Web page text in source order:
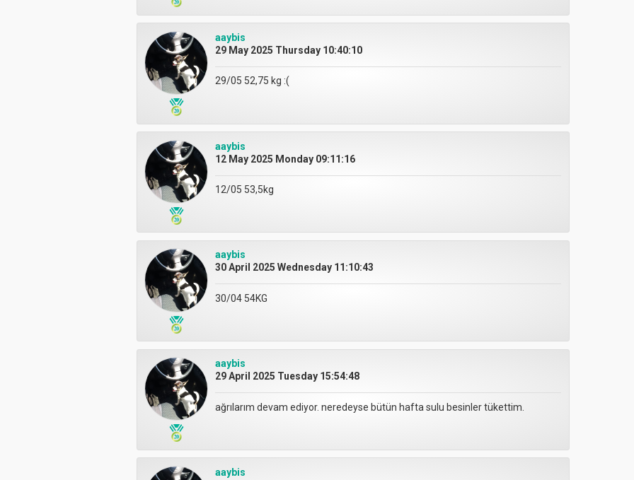
aaybis
29 May 2025 Thursday 10:40:10
29/05 52,75 kg :(
aaybis
12 May 2025 Monday 09:11:16
12/05 53,5kg
aaybis
30 April 2025 Wednesday 11:10:43
30/04 54KG
aaybis
29 April 2025 Tuesday 15:54:48
ağrılarım devam ediyor. neredeyse bütün hafta sulu besinler tükettim.
aaybis